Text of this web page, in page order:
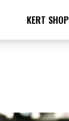
KERT SHOP